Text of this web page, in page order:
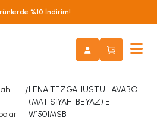
%10 İndirim!
/LENA TEZGAHÜSTÜ LAVABO
(MAT SİYAH-BEYAZ) E-
W1501MSB